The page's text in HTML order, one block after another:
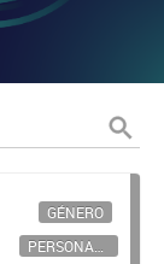
GÉNERO
PERSONAL CIENTÍFICO-TECNOLÓGICO